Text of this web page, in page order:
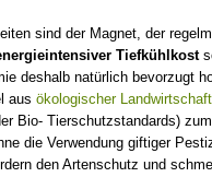
sind der Magnet, der
Tiefkühlkost
deshalb natürlich bevorzugt
aus ökologischer Landwirtschaft
Bio- Tierschutzstandards)
die Verwendung giftiger
den Artenschutz und